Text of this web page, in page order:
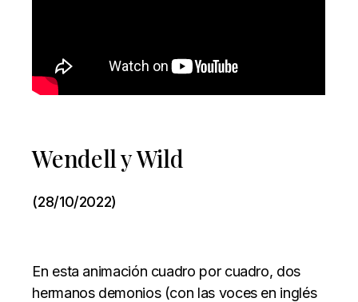
Wendell y Wild
(28/10/2022)
En esta animación cuadro por cuadro, dos
hermanos demonios (con las voces en inglés